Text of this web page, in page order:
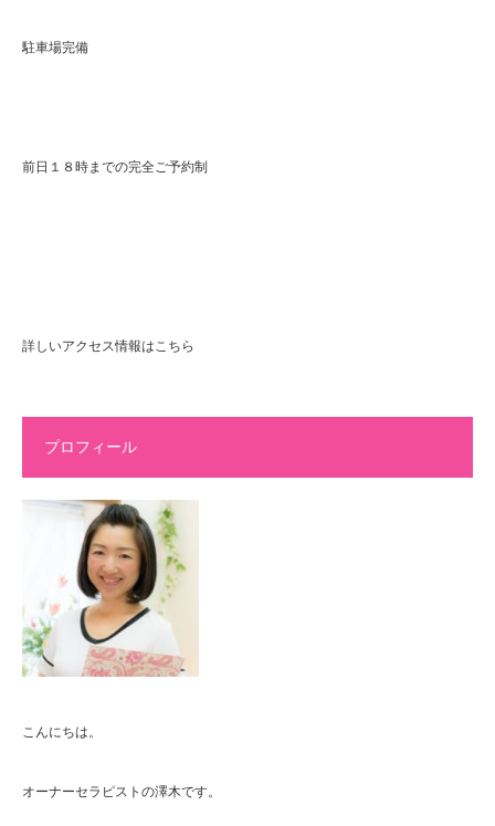
駐車場完備
前日１８時までの完全ご予約制
詳しいアクセス情報はこちら
プロフィール
こんにちは。
オーナーセラピストの澤木です。